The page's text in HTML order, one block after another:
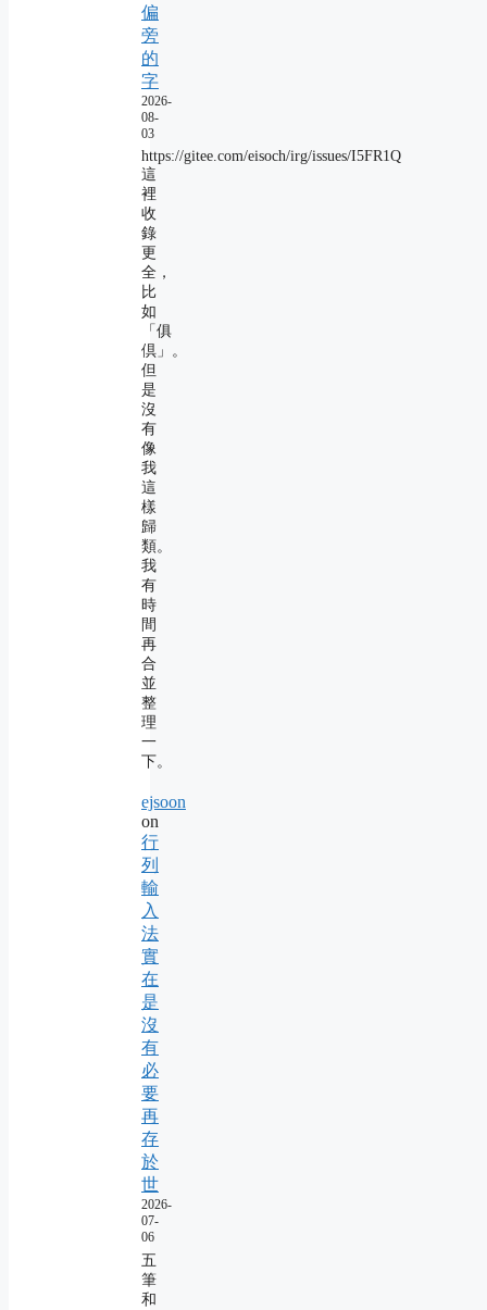
偏
旁
的
字
2026-
08-
03
https://gitee.com/eisoch/irg/issues/I5FR1Q
這
裡
收
錄
更
全，
比
如
「俱
倶」。
但
是
沒
有
像
我
這
樣
歸
類。
我
有
時
間
再
合
並
整
理
一
下。
ejsoon
on
行
列
輸
入
法
實
在
是
沒
有
必
要
再
存
於
世
2026-
07-
06
五
筆
和